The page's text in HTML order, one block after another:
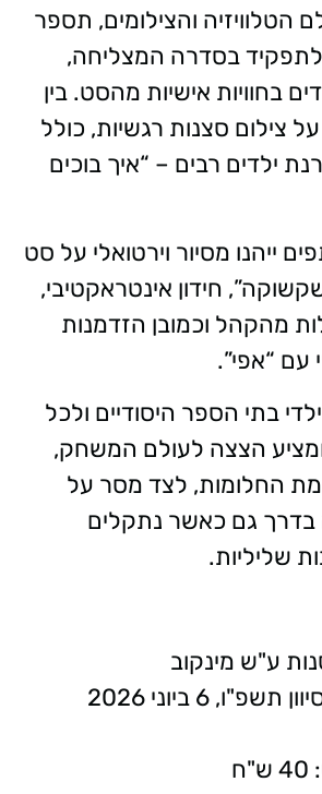
הטלוויזיה והצילומים, תספר
בסדרה המצליחה,
בחוויות אישיות מהסט. בין
צילום סצנות רגשיות, כולל
ילדים רבים – “איך בוכים
ייהנו מסיור וירטואלי על סט
חידון אינטראקטיבי,
מהקהל וכמובן הזדמנות
“אפי”.
בתי הספר היסודיים ולכל
הצצה לעולם המשחק,
החלומות, לצד מסר על
בדרך גם כאשר נתקלים
שליליות.
ע"ש מינקוב
6 ביוני 2026